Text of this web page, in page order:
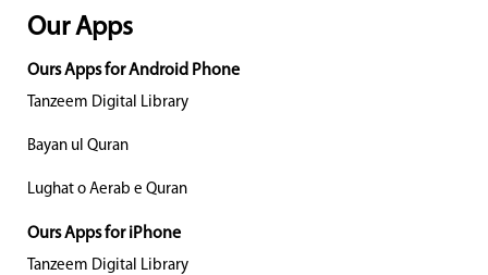
Our Apps
Ours Apps for Android Phone
Tanzeem Digital Library
Bayan ul Quran
Lughat o Aerab e Quran
Ours Apps for iPhone
Tanzeem Digital Library